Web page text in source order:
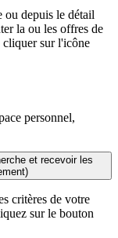
ou depuis le détail
la ou les offres de
sur l'icône
personnel,
et recevoir les
critères de votre
sur le bouton